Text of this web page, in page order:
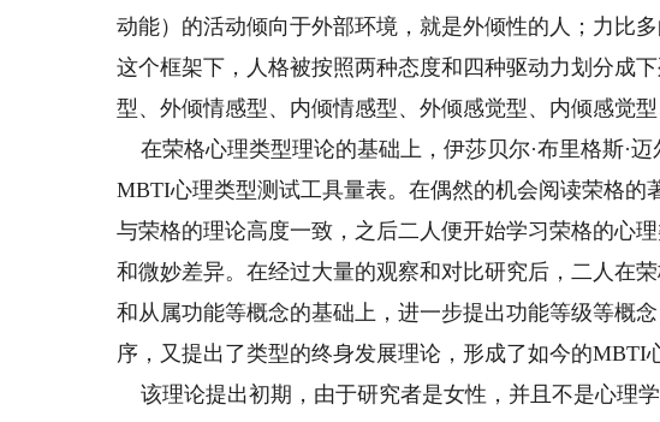
动能）的活动倾向于外部环境，就是外倾性的人；力比
这个框架下，人格被按照两种态度和四种驱动力划分成
型、外倾情感型、内倾情感型、外倾感觉型、内倾感觉
在荣格心理类型理论的基础上，伊莎贝尔·布里格斯·迈
MBTI心理类型测试工具量表。在偶然的机会阅读荣格的
与荣格的理论高度一致，之后二人便开始学习荣格的心
和微妙差异。在经过大量的观察和对比研究后，二人在
和从属功能等概念的基础上，进一步提出功能等级等概
序，又提出了类型的终身发展理论，形成了如今的MBTI
该理论提出初期，由于研究者是女性，并且不是心理